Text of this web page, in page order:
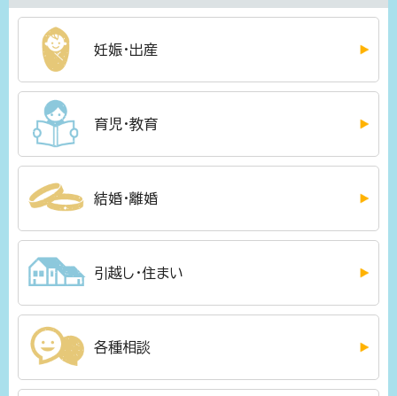
妊娠・出産
育児・教育
結婚・離婚
引越し・住まい
各種相談